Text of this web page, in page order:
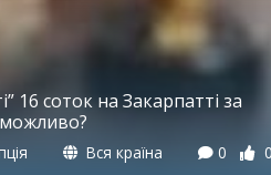
16 соток на Закарпатті за
Вся країна 0